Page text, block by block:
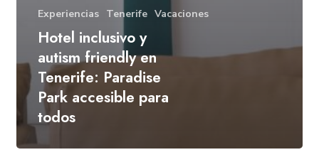
Experiencias Tenerife Vacaciones
Hotel inclusivo y
autism friendly en
Tenerife: Paradise
Park accesible para
todos